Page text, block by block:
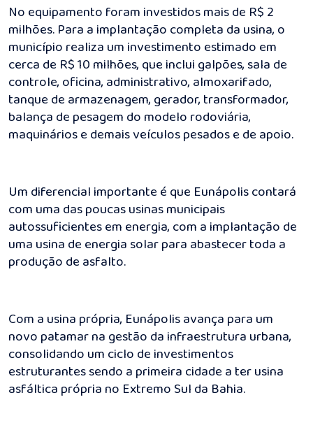
No equipamento foram investidos mais de R$ 2
milhões. Para a implantação completa da usina, o
município realiza um investimento estimado em
cerca de R$ 10 milhões, que inclui galpões, sala de
controle, oficina, administrativo, almoxarifado,
tanque de armazenagem, gerador, transformador,
balança de pesagem do modelo rodoviária,
maquinários e demais veículos pesados e de apoio.
Um diferencial importante é que Eunápolis contará
com uma das poucas usinas municipais
autossuficientes em energia, com a implantação de
uma usina de energia solar para abastecer toda a
produção de asfalto.
Com a usina própria, Eunápolis avança para um
novo patamar na gestão da infraestrutura urbana,
consolidando um ciclo de investimentos
estruturantes sendo a primeira cidade a ter usina
asfáltica própria no Extremo Sul da Bahia.